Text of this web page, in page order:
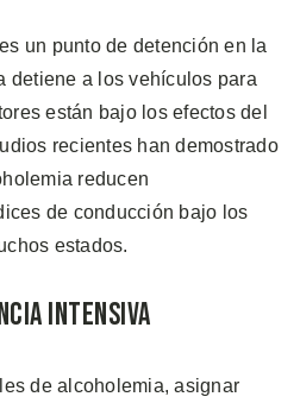
un punto de detención en la
detiene a los vehículos para
están bajo los efectos del
recientes han demostrado
reducen
de conducción bajo los
estados.
Intensiva
de alcoholemia, asignar